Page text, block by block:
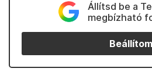
Állítsd be a
megbízható
Beállítom